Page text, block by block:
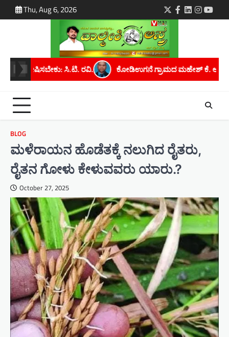
to
Thu, Aug 6, 2026 Twitter
Facebook
LinkedIn
ಗ್ರಾಮದ ಮಹೇಶ್ ಕೆ. ಅವರಿಗೆ ಮೈಸೂರು ವಿಶ್ವವಿದ್ಯಾನಿಲಯದಿಂದ
BLOG
ಮಳೆರಾಯನ ಹೊಡೆತಕ್ಕೆ ನಲುಗಿದ ರೈತರು,
ರೈತನ ಗೋಳು ಕೇಳುವವರು ಯಾರು.?
October 27, 2025